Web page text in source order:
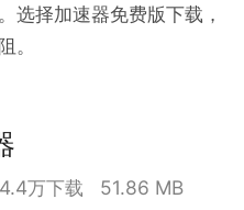
选择加速器免费版下载，
。
万下载 51.86 MB